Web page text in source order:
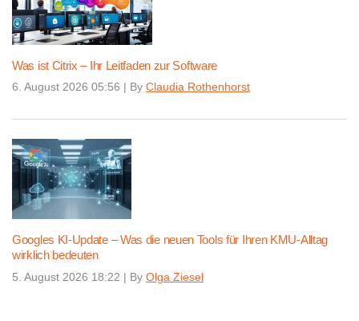
Was ist Citrix – Ihr Leitfaden zur Software
6. August 2026 05:56 | By Claudia Rothenhorst
Googles KI-Update – Was die neuen Tools für Ihren KMU-Alltag
wirklich bedeuten
5. August 2026 18:22 | By Olga Ziesel